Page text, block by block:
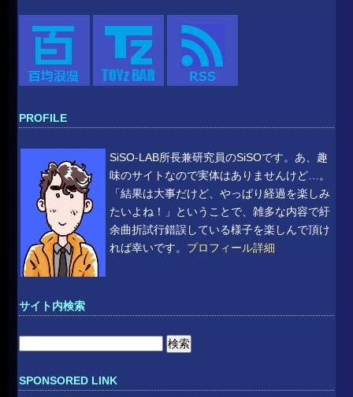
PROFILE
SiSO-LAB所長兼研究員のSiSOです。あ、趣
味のサイトなので実体はありませんけど…。
「結果は大事だけど、やっぱり経過を楽しみ
たいよね！」ということで、雑多な内容で紆
余曲折試行錯誤している様子を楽しんで頂け
れば幸いです。 プロフィール詳細
サイト内検索
SPONSORED LINK